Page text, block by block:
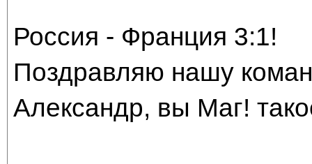
Россия - Франция 3:1!
Поздравляю нашу
Александр, вы Маг!